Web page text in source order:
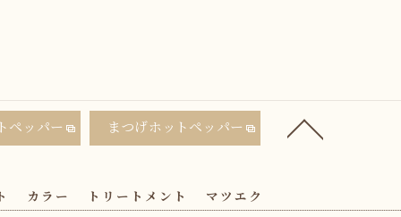
ペッパー まつげホットペッパー
カラー トリートメント マツエク